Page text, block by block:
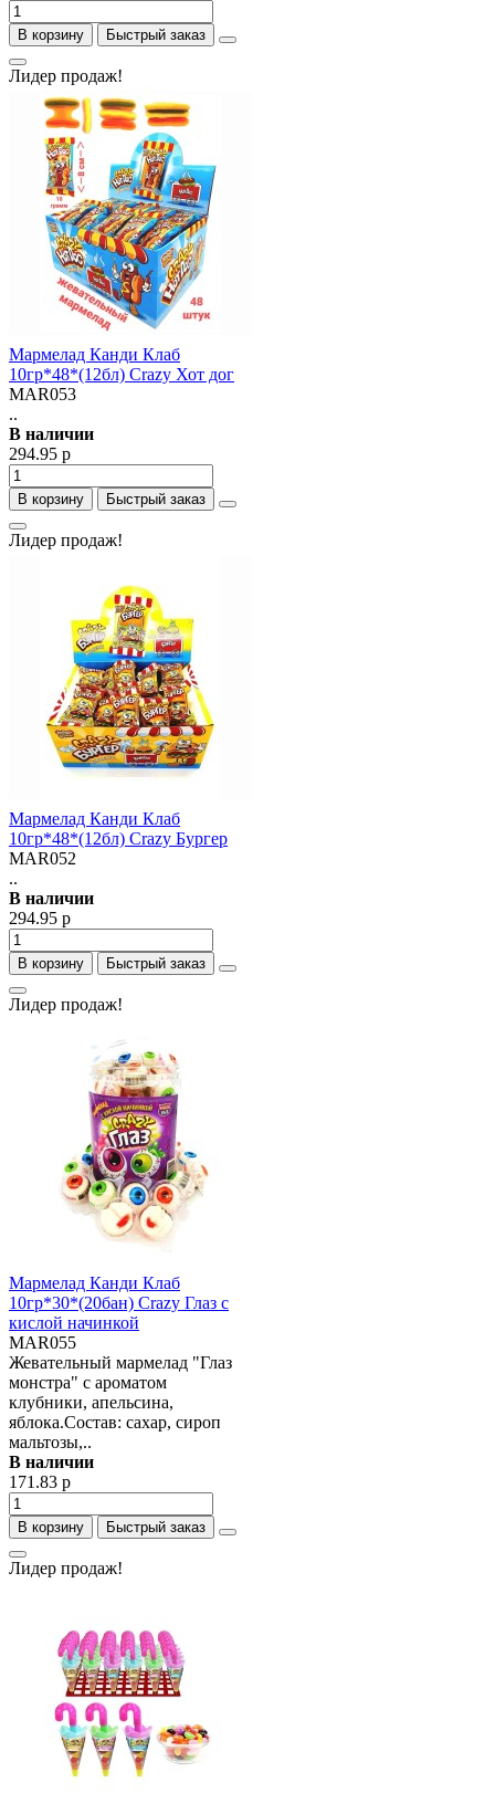
В корзину Быстрый заказ
Лидер продаж!
Мармелад Канди Клаб
10гр*48*(12бл) Crazy Хот дог
MAR053
..
В наличии
294.95 р
В корзину Быстрый заказ
Лидер продаж!
Мармелад Канди Клаб
10гр*48*(12бл) Crazy Бургер
MAR052
..
В наличии
294.95 р
В корзину Быстрый заказ
Лидер продаж!
Мармелад Канди Клаб
10гр*30*(20бан) Crazy Глаз с
кислой начинкой
MAR055
Жевательный мармелад "Глаз
монстра" с ароматом
клубники, апельсина,
яблока.Состав: сахар, сироп
мальтозы,..
В наличии
171.83 р
В корзину Быстрый заказ
Лидер продаж!